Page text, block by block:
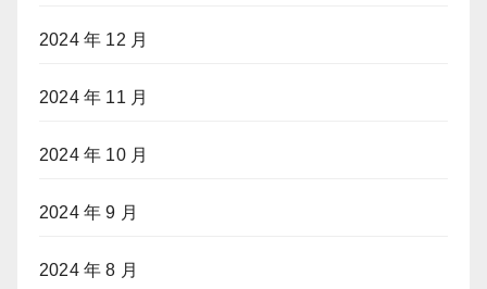
2024 年 12 月
2024 年 11 月
2024 年 10 月
2024 年 9 月
2024 年 8 月